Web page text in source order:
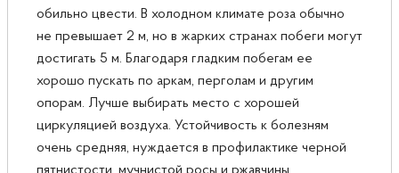
обильно цвести. В холодном климате роза обычно
не превышает 2 м, но в жарких странах побеги могут
достигать 5 м. Благодаря гладким побегам ее
хорошо пускать по аркам, перголам и другим
опорам. Лучше выбирать место с хорошей
циркуляцией воздуха. Устойчивость к болезням
очень средняя, нуждается в профилактике черной
пятнистости, мучнистой росы и ржавчины